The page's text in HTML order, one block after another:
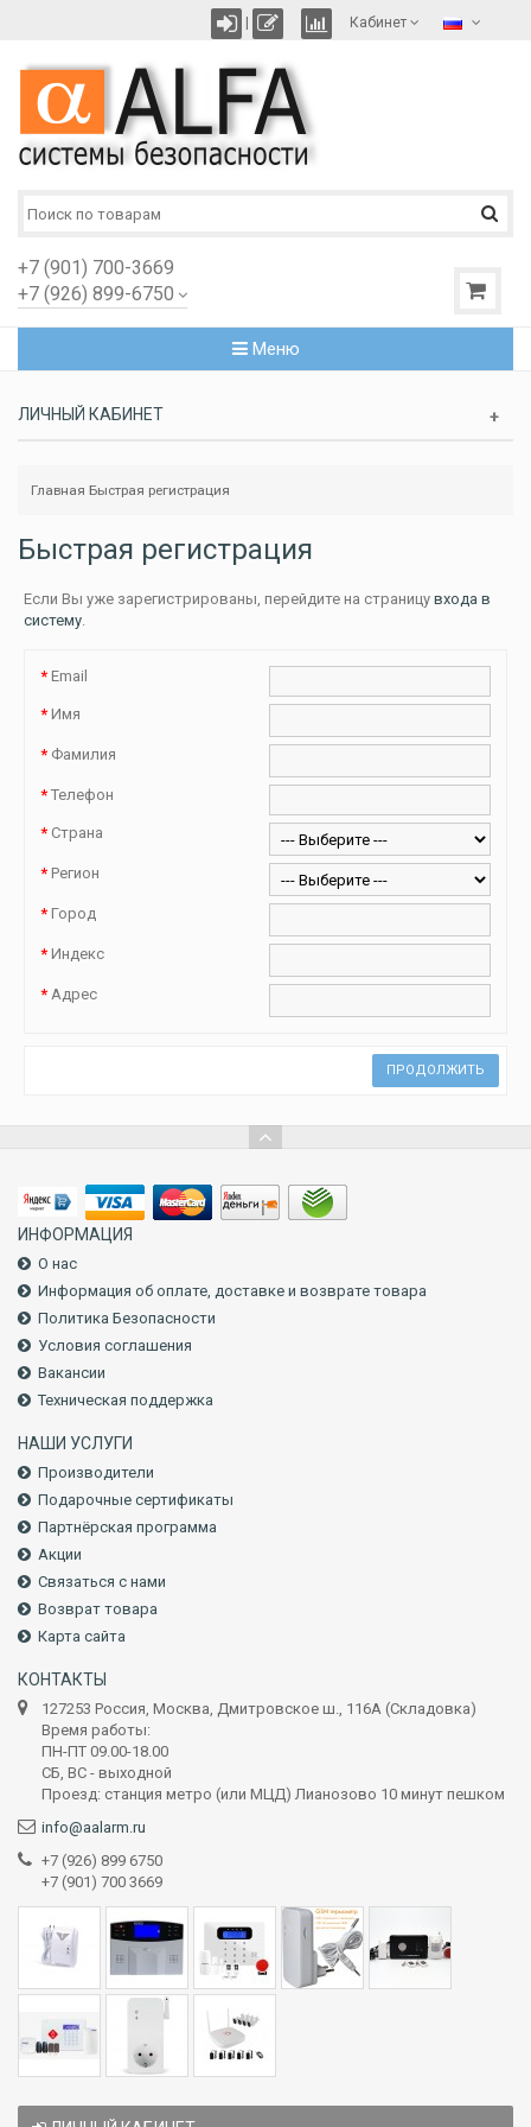
Кабинет
+7 (901) 700-3669
+7 (926) 899-6750
Меню
ЛИЧНЫЙ КАБИНЕТ
Главная Быстрая регистрация
Быстрая регистрация
Если Вы уже зарегистрированы, перейдите на страницу входа в
систему.
* Email
* Имя
* Фамилия
* Телефон
* Страна
* Регион
* Город
* Индекс
* Адрес
ПРОДОЛЖИТЬ
ИНФОРМАЦИЯ
О нас
Информация об оплате, доставке и возврате товара
Политика Безопасности
Условия соглашения
Вакансии
Техническая поддержка
НАШИ УСЛУГИ
Производители
Подарочные сертификаты
Партнёрская программа
Акции
Связаться с нами
Возврат товара
Карта сайта
КОНТАКТЫ
127253 Россия, Москва, Дмитровское ш., 116А (Складовка)
Время работы:
ПН-ПТ 09.00-18.00
СБ, ВС - выходной
Проезд: станция метро (или МЦД) Лианозово 10 минут пешком
info@aalarm.ru
+7 (926) 899 6750
+7 (901) 700 3669